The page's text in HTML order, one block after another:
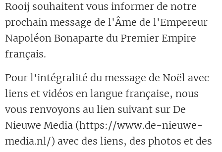
Rooij souhaitent vous informer de notre
prochain message de l'Âme de l'Empereur
Napoléon Bonaparte du Premier Empire
français.
Pour l'intégralité du message de Noël avec
liens et vidéos en langue française, nous
vous renvoyons au lien suivant sur De
Nieuwe Media (https://www.de-nieuwe-
media.nl/) avec des liens, des photos et des